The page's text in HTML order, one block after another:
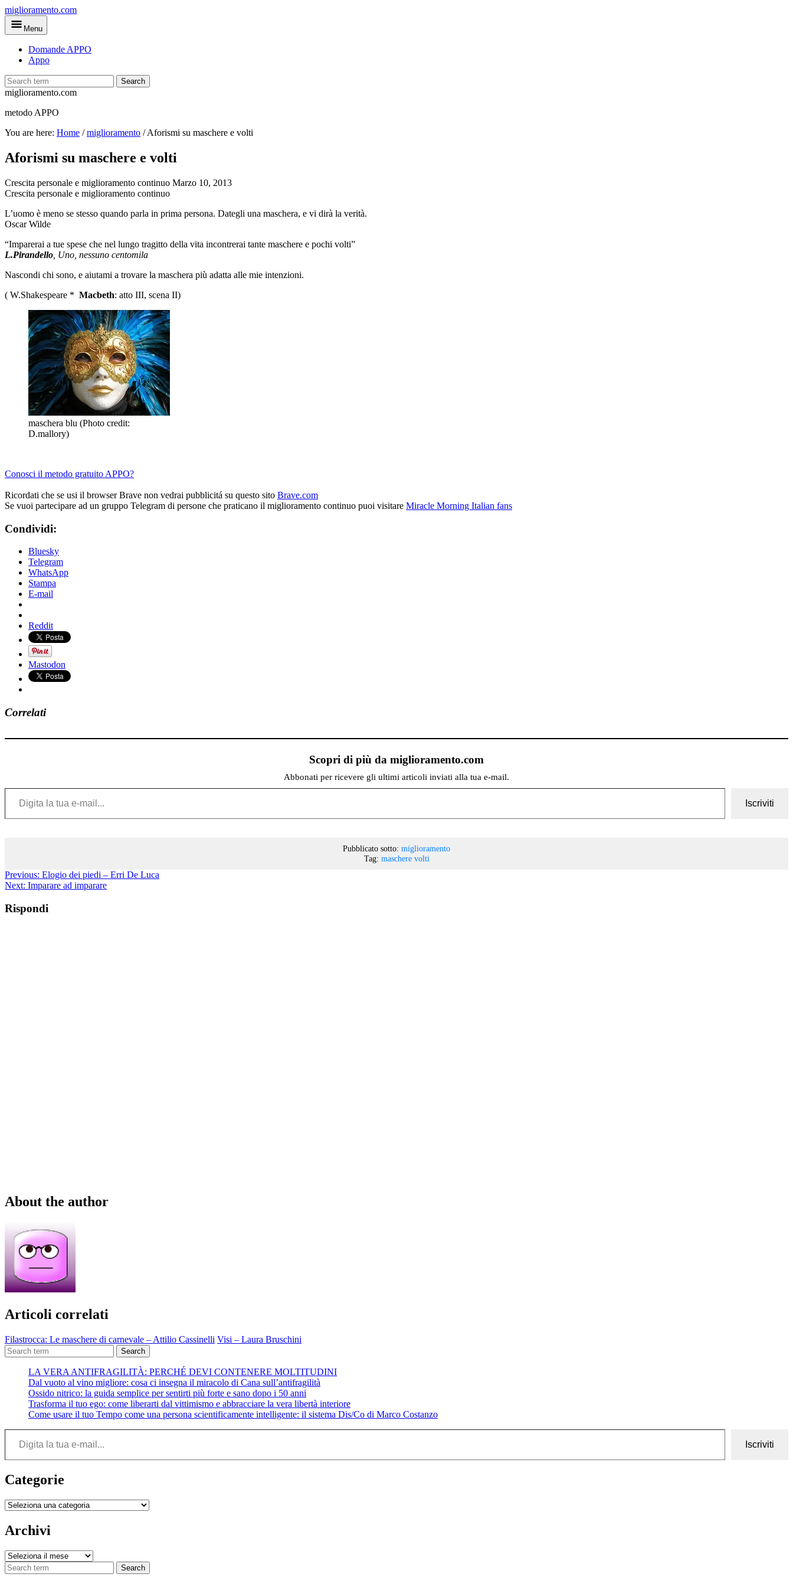
Skip
to
main
miglioramento.com
Menu
Domande APPO
Appo
Search
miglioramento.com
metodo APPO
You are here: Home /miglioramento /Aforismi su maschere e volti
Aforismi su maschere e volti
Crescita personale e miglioramento continuo Marzo 10, 2013
Crescita personale e miglioramento continuo
L’uomo è meno se stesso quando parla in prima persona. Dategli una maschera, e vi dirà la verità.
Oscar Wilde
“Imparerai a tue spese che nel lungo tragitto della vita incontrerai tante maschere e pochi volti”
L.Pirandello , Uno, nessuno centomila
Nascondi chi sono, e aiutami a trovare la maschera più adatta alle mie intenzioni.
( W.Shakespeare * Macbeth: atto III, scena II)
maschera blu (Photo credit:
D.mallory)
Conosci il metodo gratuito APPO?
Ricordati che se usi il browser Brave non vedrai pubblicitá su questo sito Brave.com
Se vuoi partecipare ad un gruppo Telegram di persone che praticano il miglioramento continuo puoi visitare Miracle Morning Italian fans
Condividi:
Bluesky
Telegram
WhatsApp
Stampa
E-mail
Reddit
Mastodon
Correlati
Scopri di più da miglioramento.com
Abbonati per ricevere gli ultimi articoli inviati alla tua e-mail.
Digita la tua e-mail...
Iscriviti
Pubblicato sotto: miglioramento
Tag: maschere volti
Previous: Elogio dei piedi – Erri De Luca
Next: Imparare ad imparare
Rispondi
About the author
Articoli correlati
Filastrocca: Le maschere di carnevale – Attilio Cassinelli Visi – Laura Bruschini
Search
LA VERA ANTIFRAGILITÀ: PERCHÉ DEVI CONTENERE MOLTITUDINI
Dal vuoto al vino migliore: cosa ci insegna il miracolo di Cana sull’antifragilità
Ossido nitrico: la guida semplice per sentirti più forte e sano dopo i 50 anni
Trasforma il tuo ego: come liberarti dal vittimismo e abbracciare la vera libertà interiore
Come usare il tuo Tempo come una persona scientificamente intelligente: il sistema Dis/Co di Marco Costanzo
Digita la tua e-mail...
Iscriviti
Categorie
Categorie
Archivi
Archivi
Search